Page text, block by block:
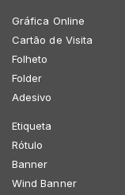
Gráfica Online
Cartão de Visita
Folheto
Folder
Adesivo
Etiqueta
Rótulo
Banner
Wind Banner